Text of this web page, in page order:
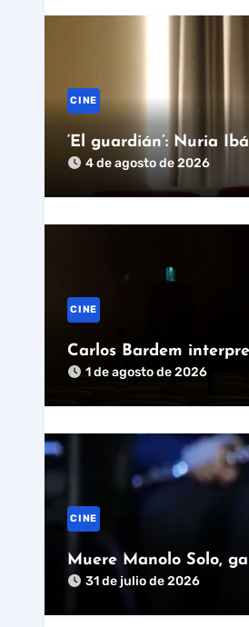
CINE
‘El guardián’: Nuria
4 de agosto de 2026
CINE
Carlos Bardem
1 de agosto de 2026
CINE
Muere Manolo Solo,
31 de julio de 2026